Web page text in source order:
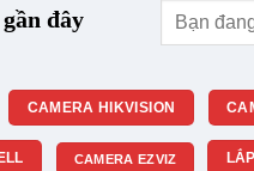
đây
Tìm
CAMERA HIKVISION
CAMERA EZVIZ